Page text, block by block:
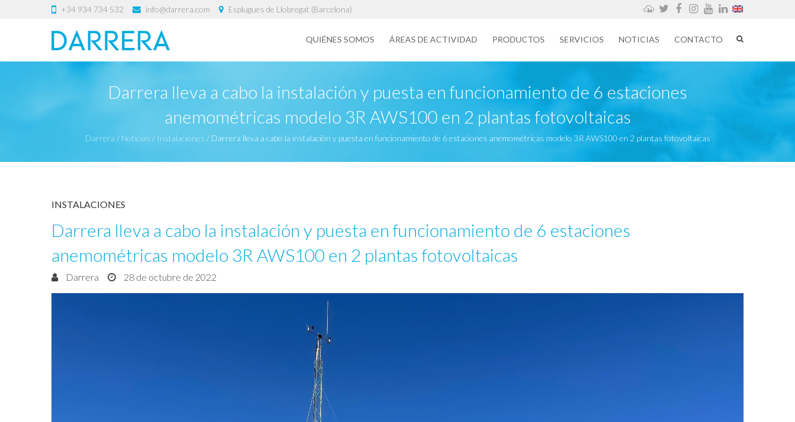
+34 934 734 532 info@darrera.com Esplugues de Llobregat (Barcelona) Weathercloud
Twitter
Facebook
Instagram
YouTube
LinkedIn
QUIÉNES SOMOS ÁREAS DE ACTIVIDAD PRODUCTOS SERVICIOS NOTICIAS CONTACTO
Darrera lleva a cabo la instalación y puesta en funcionamiento de 6 estaciones
anemométricas modelo 3R AWS100 en 2 plantas fotovoltaicas
Darrera / Noticias / Instalaciones / Darrera lleva a cabo la instalación y puesta en funcionamiento de 6 estaciones anemométricas modelo 3R AWS100 en 2 plantas fotovoltaicas
INSTALACIONES
Darrera lleva a cabo la instalación y puesta en funcionamiento de 6 estaciones
anemométricas modelo 3R AWS100 en 2 plantas fotovoltaicas
Darrera 28 de octubre de 2022